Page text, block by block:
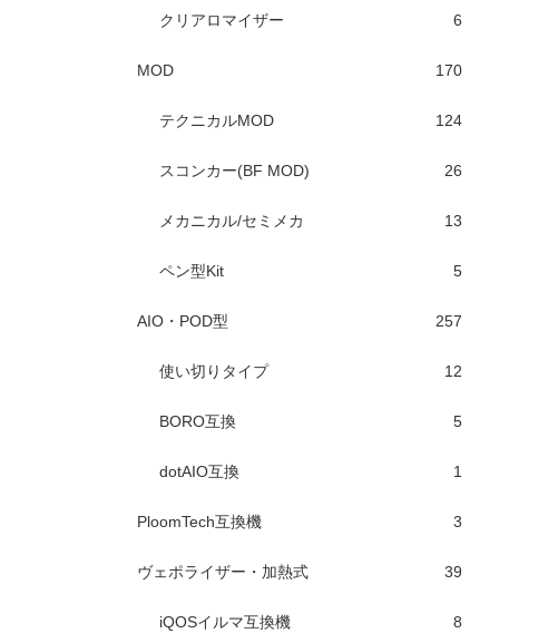
クリアロマイザー 6
MOD 170
テクニカルMOD 124
スコンカー(BF MOD) 26
メカニカル/セミメカ 13
ペン型Kit 5
AIO・POD型 257
使い切りタイプ 12
BORO互換 5
dotAIO互換 1
PloomTech互換機 3
ヴェポライザー・加熱式 39
iQOSイルマ互換機 8